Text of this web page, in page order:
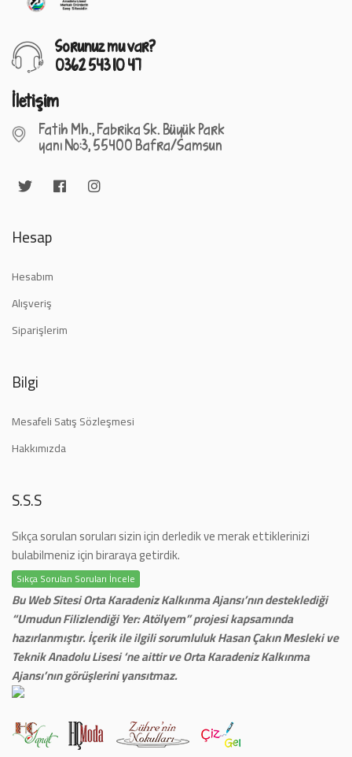
Sorunuz mu var?
0362 543 10 47
İletişim
Fatih Mh., Fabrika Sk. Büyük Park
yanı No:3, 55400 Bafra/Samsun
Hesap
Hesabım
Alışveriş
Siparişlerim
Bilgi
Mesafeli Satış Sözleşmesi
Hakkımızda
S.S.S
Sıkça sorulan soruları sizin için derledik ve merak ettiklerinizi
bulabilmeniz için biraraya getirdik.
Sıkça Sorulan Soruları İncele
Bu Web Sitesi Orta Karadeniz Kalkınma Ajansı’nın desteklediği
“Umudun Filizlendiği Yer: Atölyem” projesi kapsamında
hazırlanmıştır. İçerik ile ilgili sorumluluk Hasan Çakın Mesleki ve
Teknik Anadolu Lisesi ‘ne aittir ve Orta Karadeniz Kalkınma
Ajansı’nın görüşlerini yansıtmaz.